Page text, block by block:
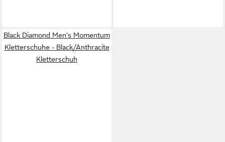
Black Diamond Men's Momentum
Kletterschuhe - Black/Anthracite
Kletterschuh